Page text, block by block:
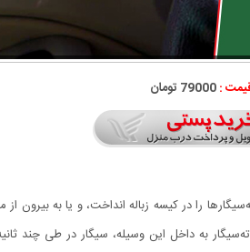
:79000 تومان
را در کیسه زباله انداخت، و یا به بیرون
به داخل این وسیله، سیگار در طی